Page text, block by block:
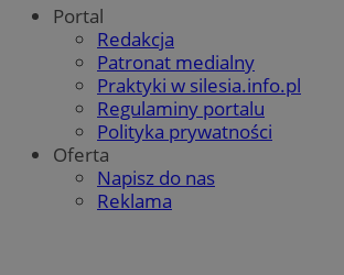
Portal
Redakcja
Patronat medialny
Praktyki w silesia.info.pl
Regulaminy portalu
Polityka prywatności
Oferta
Napisz do nas
Reklama